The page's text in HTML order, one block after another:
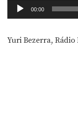
Tocador
de
00:00
Yuri Bezerra, Rádio